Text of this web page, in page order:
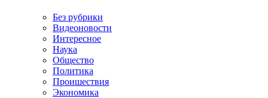
Без рубрики
Видеоновости
Интересное
Наука
Общество
Политика
Проишествия
Экономика